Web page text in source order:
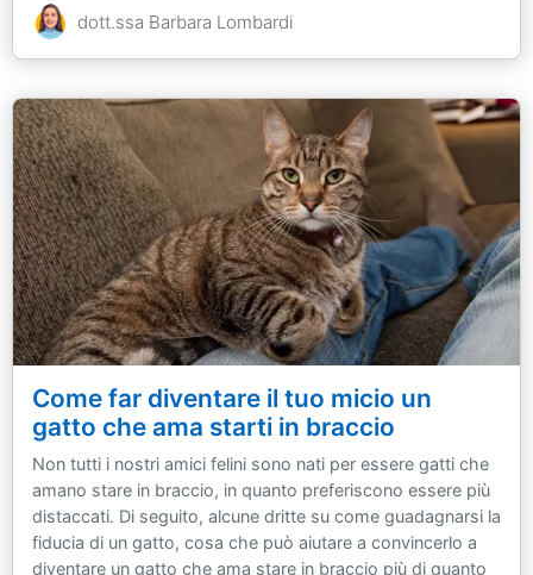
dott.ssa Barbara Lombardi
Come far diventare il tuo micio un
gatto che ama starti in braccio
Non tutti i nostri amici felini sono nati per essere gatti che
amano stare in braccio, in quanto preferiscono essere più
distaccati. Di seguito, alcune dritte su come guadagnarsi la
fiducia di un gatto, cosa che può aiutare a convincerlo a
diventare un gatto che ama stare in braccio più di quanto